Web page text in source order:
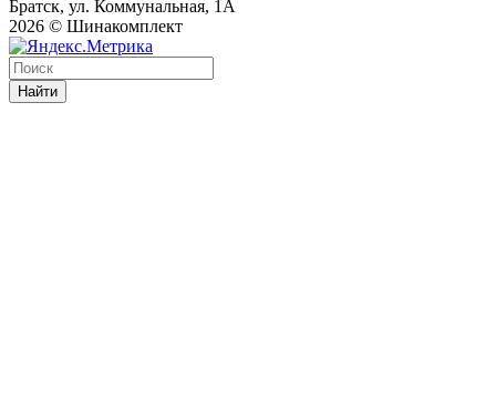
Братск, ул. Коммунальная, 1А
2026 © Шинакомплект
Найти